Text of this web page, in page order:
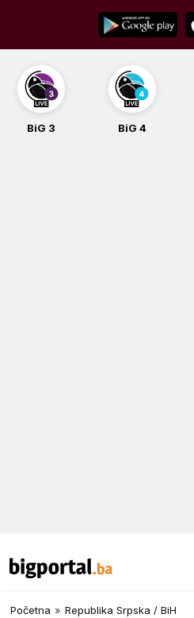
content
BiG 3 BiG 4
Početna » Republika Srpska / BiH